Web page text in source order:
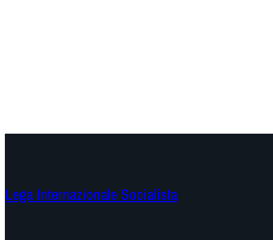
Lega Internazionale Socialista